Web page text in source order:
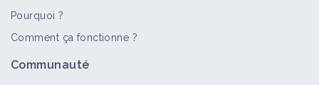
Pourquoi ?
Comment ça fonctionne ?
Communauté